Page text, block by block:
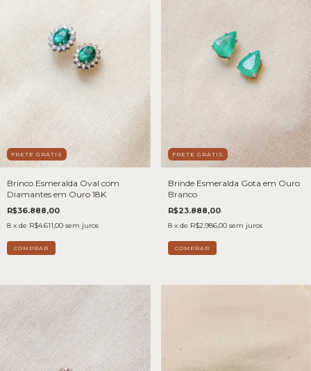
FRETE GRÁTIS
Brinco Esmeralda Oval com
Diamantes em Ouro 18K
R$36.888,00
8 x de R$4.611,00 sem juros
FRETE GRÁTIS
Brinde Esmeralda Gota em Ouro
Branco
R$23.888,00
8 x de R$2.986,00 sem juros